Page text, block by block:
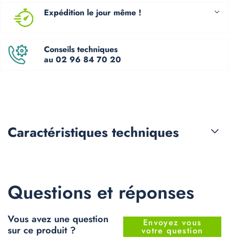
Expédition le jour même !
Conseils techniques
au 02 96 84 70 20
Caractéristiques techniques
Questions et réponses
Vous avez une question
sur ce produit ?
Envoyez vous
votre question